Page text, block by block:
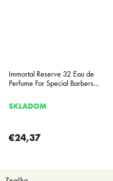
Immortal Reserve 32 Eau de
Perfume For Special Barbers
SKLADOM
€24,37